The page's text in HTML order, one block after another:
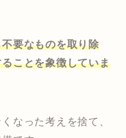
要なものを取り除
ことを象徴していま
なった考えを捨て、